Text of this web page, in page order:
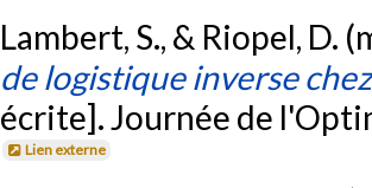
Lambert, S., & Riopel, D.
de logistique inverse
écrite]. Journée de
Lien externe